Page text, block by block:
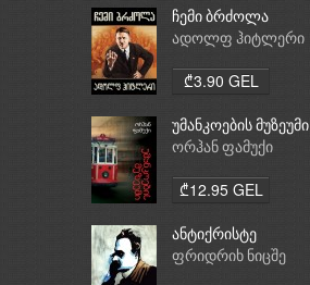
ჩემი ბრძოლა
ადოლფ ჰიტლერი
₾3.90 GEL
უმანკოების მუზეუმი
ორჰან ფამუქი
₾12.95 GEL
ანტიქრისტე
ფრიდრიხ ნიცშე